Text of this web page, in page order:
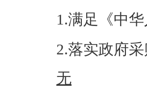
1.满足《中
2.落实政府
无